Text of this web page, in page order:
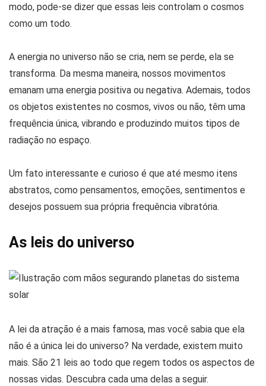
modo, pode-se dizer que essas leis controlam o cosmos
como um todo.
A energia no universo não se cria, nem se perde, ela se
transforma. Da mesma maneira, nossos movimentos
emanam uma energia positiva ou negativa. Ademais, todos
os objetos existentes no cosmos, vivos ou não, têm uma
frequência única, vibrando e produzindo muitos tipos de
radiação no espaço.
Um fato interessante e curioso é que até mesmo itens
abstratos, como pensamentos, emoções, sentimentos e
desejos possuem sua própria frequência vibratória.
As leis do universo
A lei da atração é a mais famosa, mas você sabia que ela
não é a única lei do universo? Na verdade, existem muito
mais. São 21 leis ao todo que regem todos os aspectos de
nossas vidas. Descubra cada uma delas a seguir.